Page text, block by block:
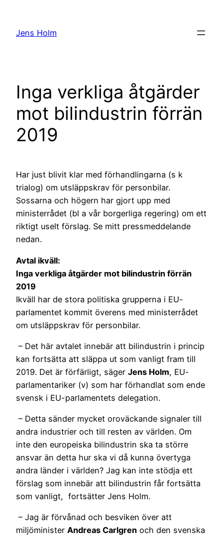
innehåll
Jens Holm
Inga verkliga åtgärder
mot bilindustrin förrän
2019
Har just blivit klar med förhandlingarna (s k
trialog) om utsläppskrav för personbilar.
Sossarna och högern har gjort upp med
ministerrådet (bl a vår borgerliga regering) om ett
riktigt uselt förslag. Se mitt pressmeddelande
nedan.
Avtal ikväll:
Inga verkliga åtgärder mot bilindustrin förrän
2019
Ikväll har de stora politiska grupperna i EU-
parlamentet kommit överens med ministerrådet
om utsläppskrav för personbilar.
– Det här avtalet innebär att bilindustrin i princip
kan fortsätta att släppa ut som vanligt fram till
2019. Det är förfärligt, säger Jens Holm, EU-
parlamentariker (v) som har förhandlat som ende
svensk i EU-parlamentets delegation.
– Detta sänder mycket oroväckande signaler till
andra industrier och till resten av världen. Om
inte den europeiska bilindustrin ska ta större
ansvar än detta hur ska vi då kunna övertyga
andra länder i världen? Jag kan inte stödja ett
förslag som innebär att bilindustrin får fortsätta
som vanligt, fortsätter Jens Holm.
– Jag är förvånad och besviken över att
miljöminister Andreas Carlgren och den svenska